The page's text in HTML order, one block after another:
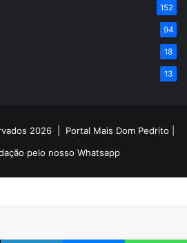
152
94
18
13
2026 | Portal Mais Dom Pedrito
pelo nosso Whatsapp